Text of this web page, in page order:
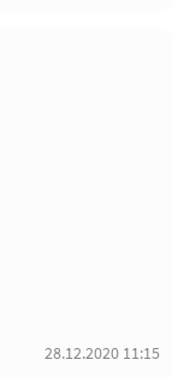
28.12.2020 11:15